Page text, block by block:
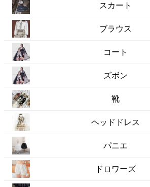
スカート
ブラウス
コート
ズボン
靴
ヘッドドレス
パニエ
ドロワーズ